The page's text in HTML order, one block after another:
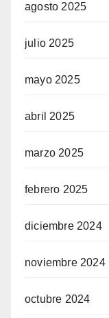
agosto 2025
julio 2025
mayo 2025
abril 2025
marzo 2025
febrero 2025
diciembre 2024
noviembre 2024
octubre 2024